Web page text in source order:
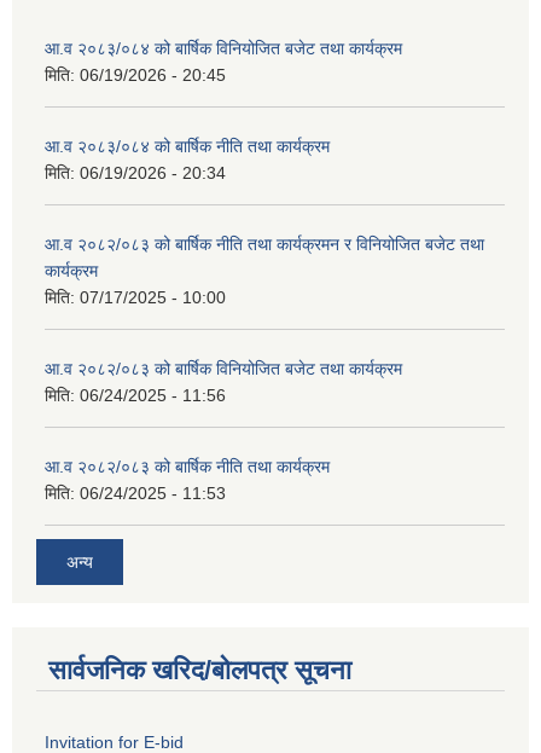
आ.व २०८३/०८४ को बार्षिक विनियोजित बजेट तथा कार्यक्रम
मिति: 06/19/2026 - 20:45
आ.व २०८३/०८४ को बार्षिक नीति तथा कार्यक्रम
मिति: 06/19/2026 - 20:34
आ.व २०८२/०८३ को बार्षिक नीति तथा कार्यक्रमन र विनियोजित बजेट तथा
कार्यक्रम
मिति: 07/17/2025 - 10:00
आ.व २०८२/०८३ को बार्षिक विनियोजित बजेट तथा कार्यक्रम
मिति: 06/24/2025 - 11:56
आ.व २०८२/०८३ को बार्षिक नीति तथा कार्यक्रम
मिति: 06/24/2025 - 11:53
अन्य
सार्वजनिक खरिद/बोलपत्र सूचना
Invitation for E-bid